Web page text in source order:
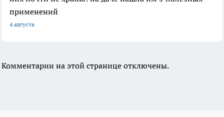
применений
4 августа
Комментарии на этой странице отключены.